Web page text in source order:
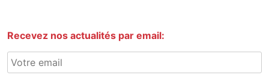
Recevez nos actualités par email: